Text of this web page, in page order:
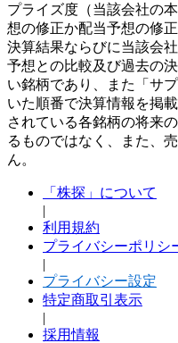
プライズ度（当該会社の
想の修正か配当予想の修
決算結果ならびに当該会
予想との比較及び過去の
い銘柄であり、また「サ
いた順番で決算情報を掲
されている各銘柄の将来
るものではなく、また、
ん。
「株探」について
|
利用規約
プライバシーポリシ
|
プライバシー設定
特定商取引表示
|
採用情報